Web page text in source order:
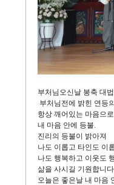
부처님오신날 봉축 대
부처님전에 밝힌 연등
항상 깨어있는 마음으
내 마음 안에 등불.
진리의 등불이 밝아져
나도 이롭고 타인도 이
나도 행복하고 이웃도
삶을 사시길 기원합니
오늘은 좋은날 내 마음